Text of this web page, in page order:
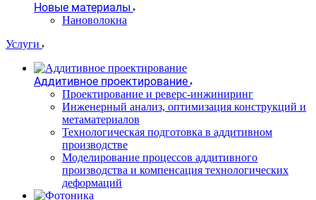
Новые материалы
Нановолокна
Услуги
Аддитивное проектирование
Проектирование и реверс-инжиниринг
Инженерный анализ, оптимизация конструкций и
метаматериалов
Технологическая подготовка в аддитивном
производстве
Моделирование процессов аддитивного
производства и компенсация технологических
деформаций